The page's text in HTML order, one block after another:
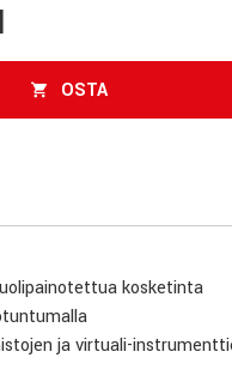
OSTA
kosketinta
ja virtuali-